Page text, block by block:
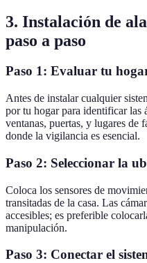
3. Instalación de
paso a paso
Paso 1: Evaluar tu
Antes de instalar cualquier
por tu hogar para identificar las
ventanas, puertas, y lugares de
donde la vigilancia es esencial.
Paso 2: Seleccionar la
Coloca los sensores de
transitadas de la casa. Las
accesibles; es preferible
manipulación.
Paso 3: Conectar el